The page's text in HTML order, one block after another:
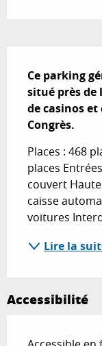
Ce parking
situé près de
de casinos et
Congrès.
Places : 468
places
couvert
caisse
voitures
Lire la
Accessibilité